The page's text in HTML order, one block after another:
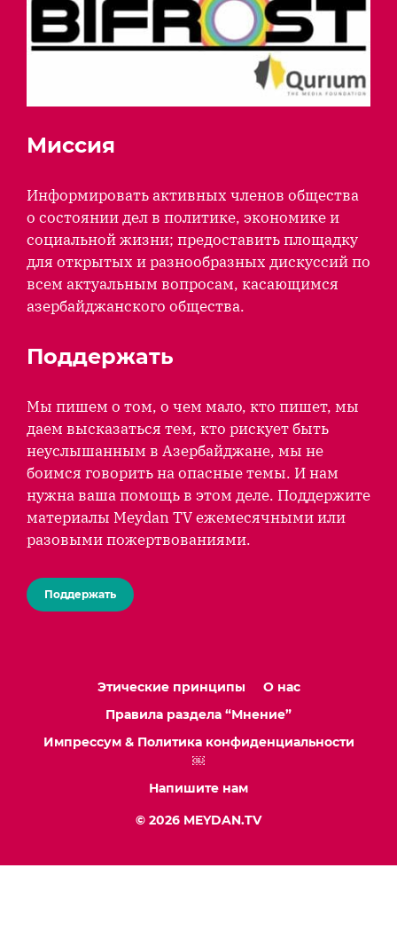
Миссия
Информировать активных членов общества
о состоянии дел в политике, экономике и
социальной жизни; предоставить площадку
для открытых и разнообразных дискуссий по
всем актуальным вопросам, касающимся
азербайджанского общества.
Поддержать
Мы пишем о том, о чем мало, кто пишет, мы
даем высказаться тем, кто рискует быть
неуслышанным в Азербайджане, мы не
боимся говорить на опасные темы. И нам
нужна ваша помощь в этом деле. Поддержите
материалы Meydan TV ежемесячными или
разовыми пожертвованиями.
Поддержать
Этические принципы
О нас
Правила раздела “Мнение”
Импрессум & Политика конфиденциальности
￼
Напишите нам
© 2026 MEYDAN.TV